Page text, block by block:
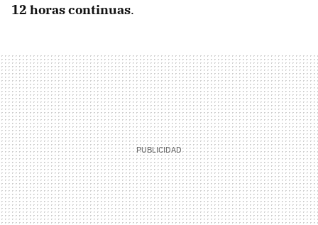
12 horas continuas.